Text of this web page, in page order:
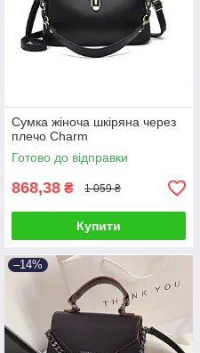
Сумка жіноча шкіряна через
плечо Charm
Готово до відправки
868,38 ₴ 1 059 ₴
Купити
–14%